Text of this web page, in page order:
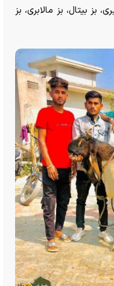
بیتال، بز مالابری، بز